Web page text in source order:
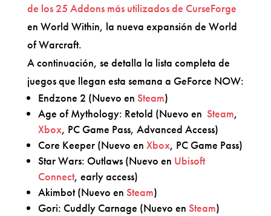
de los 25 Addons más utilizados de CurseForge
en World Within, la nueva expansión de World
of Warcraft.
A continuación, se detalla la lista completa de
juegos que llegan esta semana a GeForce NOW:
Endzone 2 (Nuevo en Steam)
Age of Mythology: Retold (Nuevo en Steam,
Xbox, PC Game Pass, Advanced Access)
Core Keeper (Nuevo en Xbox, PC Game Pass)
Star Wars: Outlaws (Nuevo en Ubisoft
Connect, early access)
Akimbot (Nuevo en Steam)
Gori: Cuddly Carnage (Nuevo en Steam)